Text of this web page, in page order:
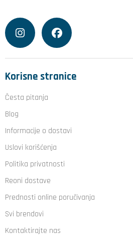
Korisne stranice
Česta pitanja
Blog
Informacije o dostavi
Uslovi korišćenja
Politika privatnosti
Reoni dostave
Prednosti online poručivanja
Svi brendovi
Kontaktirajte nas